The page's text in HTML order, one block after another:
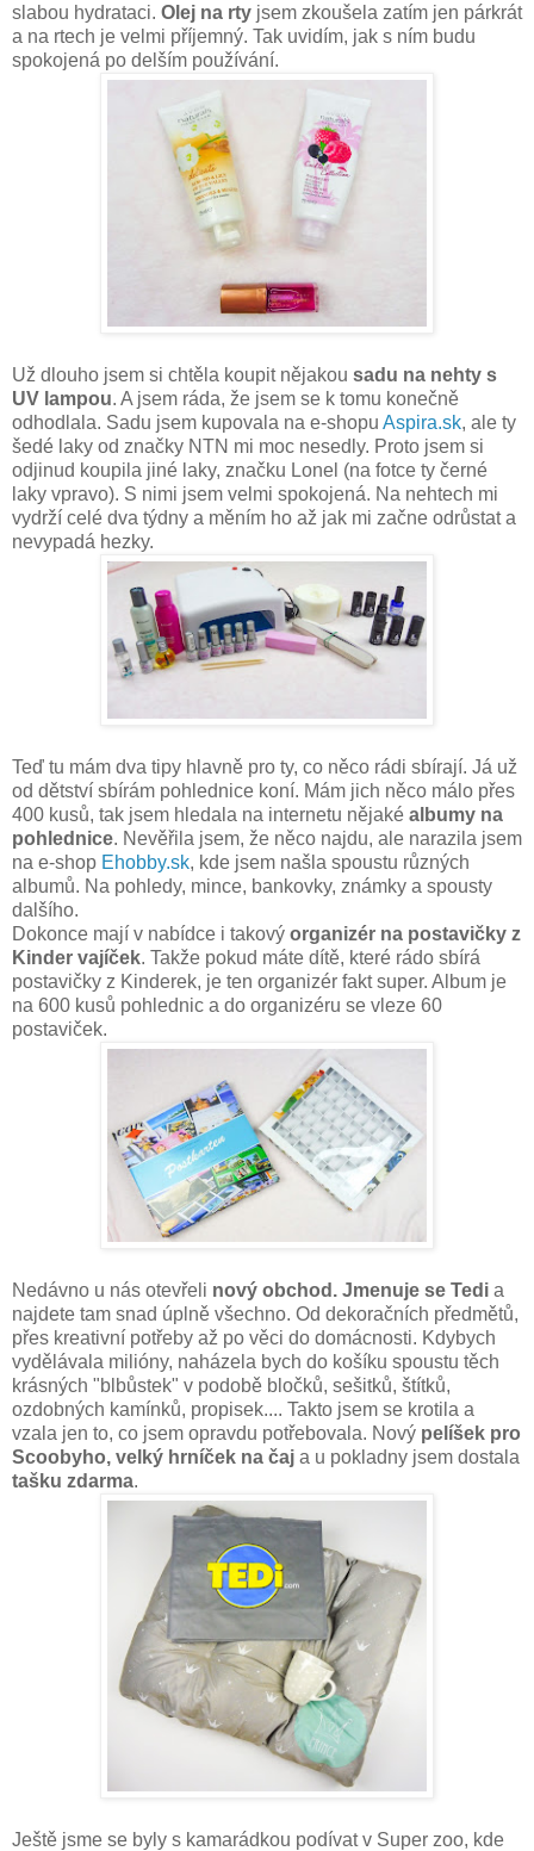
slabou hydrataci. Olej na rty jsem zkoušela zatím jen párkrát
a na rtech je velmi příjemný. Tak uvidím, jak s ním budu
spokojená po delším používání.
Už dlouho jsem si chtěla koupit nějakou sadu na nehty s
UV lampou. A jsem ráda, že jsem se k tomu konečně
odhodlala. Sadu jsem kupovala na e-shopu Aspira.sk, ale ty
šedé laky od značky NTN mi moc nesedly. Proto jsem si
odjinud koupila jiné laky, značku Lonel (na fotce ty černé
laky vpravo). S nimi jsem velmi spokojená. Na nehtech mi
vydrží celé dva týdny a měním ho až jak mi začne odrůstat a
nevypadá hezky.
Teď tu mám dva tipy hlavně pro ty, co něco rádi sbírají. Já už
od dětství sbírám pohlednice koní. Mám jich něco málo přes
400 kusů, tak jsem hledala na internetu nějaké albumy na
pohlednice. Nevěřila jsem, že něco najdu, ale narazila jsem
na e-shop Ehobby.sk, kde jsem našla spoustu různých
albumů. Na pohledy, mince, bankovky, známky a spousty
dalšího.
Dokonce mají v nabídce i takový organizér na postavičky z
Kinder vajíček. Takže pokud máte dítě, které rádo sbírá
postavičky z Kinderek, je ten organizér fakt super. Album je
na 600 kusů pohlednic a do organizéru se vleze 60
postaviček.
Nedávno u nás otevřeli nový obchod. Jmenuje se Tedi a
najdete tam snad úplně všechno. Od dekoračních předmětů,
přes kreativní potřeby až po věci do domácnosti. Kdybych
vydělávala milióny, naházela bych do košíku spoustu těch
krásných "blbůstek" v podobě bločků, sešitků, štítků,
ozdobných kamínků, propisek.... Takto jsem se krotila a
vzala jen to, co jsem opravdu potřebovala. Nový pelíšek pro
Scoobyho, velký hrníček na čaj a u pokladny jsem dostala
tašku zdarma.
Ještě jsme se byly s kamarádkou podívat v Super zoo, kde